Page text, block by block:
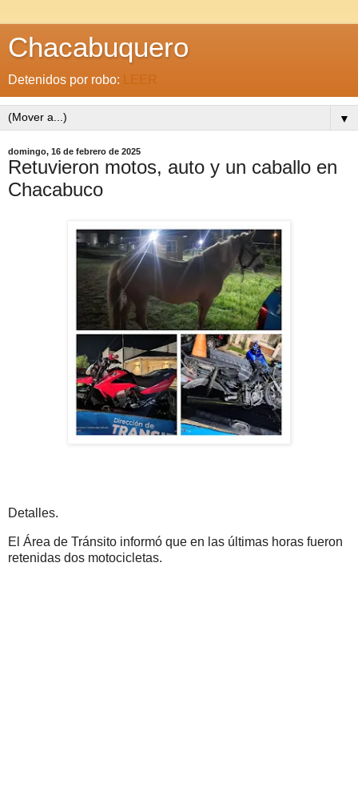
Chacabuquero
Detenidos por robo: LEER
▼
domingo, 16 de febrero de 2025
Retuvieron motos, auto y un caballo en
Chacabuco
Detalles.
El Área de Tránsito informó que en las últimas horas fueron
retenidas dos motocicletas.